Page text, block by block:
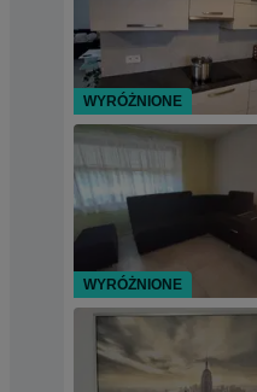
WYRÓŻNIONE
WYRÓŻNIONE